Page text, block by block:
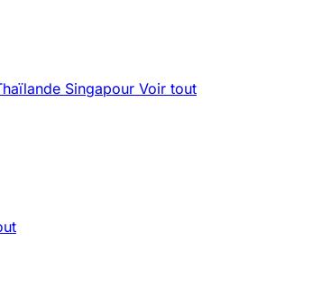
Singapour Voir tout